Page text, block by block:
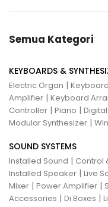
Semua Kategori
KEYBOARDS &
Electric Organ | Keyboard
Amplifier | Keyboard
Controller | Piano |
Modular Synthesizer |
SOUND SYSTEMS
Installed Sound | Control
Installed Speaker | Live
Mixer | Power Amplifier |
Accessories | Di Boxes |